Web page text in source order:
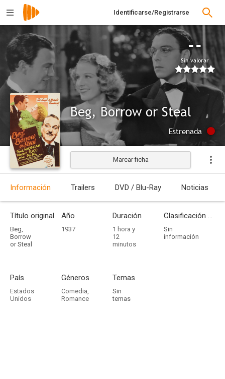
Identificarse/Registrarse
--
Sin valorar
Beg, Borrow or Steal
Estrenada
Marcar ficha
Información Trailers DVD / Blu-Ray Noticias
Título original
Beg,
Borrow
or Steal
Año
1937
Duración
1 hora y
12
minutos
Clasificación por edades
Sin
información
País
Estados
Unidos
Géneros
Comedia,
Romance
Temas
Sin
temas